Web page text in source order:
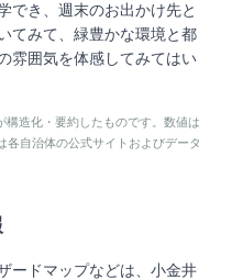
でき、週末のお出かけ先と
てみて、緑豊かな環境と都
雰囲気を体感してみてはい
造化・要約したものです。数値は
各自治体の公式サイトおよびデータ
ードマップなどは、 小金井